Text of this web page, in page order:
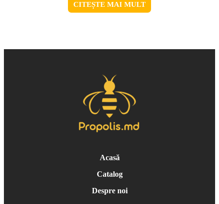
CITEȘTE MAI MULT
Acasă
Catalog
Despre noi